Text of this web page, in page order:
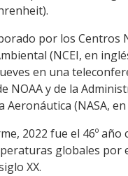
por los Centros
(NCEI, en
en una
NOAA y de la
Aeronáutica (NASA,
2022 fue el 46º año
globales por
XX.